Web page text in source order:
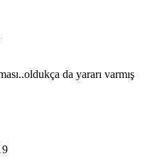
da yararı varmış